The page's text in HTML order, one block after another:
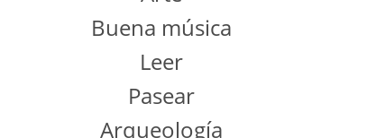
Buena música
Leer
Pasear
Arqueología